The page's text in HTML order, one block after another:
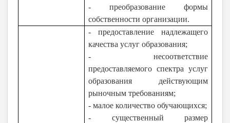
- преобразование формы
собственности организации.
- предоставление надлежащего
качества услуг образования;
- несоответствие
предоставляемого спектра услуг
образования действующим
рыночным требованиям;
- малое количество обучающихся;
- существенный размер